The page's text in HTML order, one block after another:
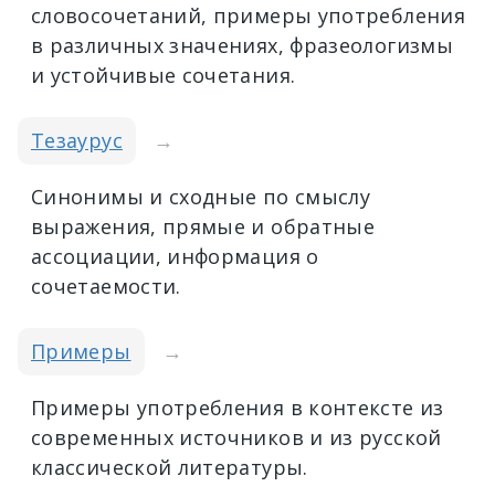
словосочетаний, примеры употребления
в различных значениях, фразеологизмы
и устойчивые сочетания.
Тезаурус →
Синонимы и сходные по смыслу
выражения, прямые и обратные
ассоциации, информация о
сочетаемости.
Примеры →
Примеры употребления в контексте из
современных источников и из русской
классической литературы.